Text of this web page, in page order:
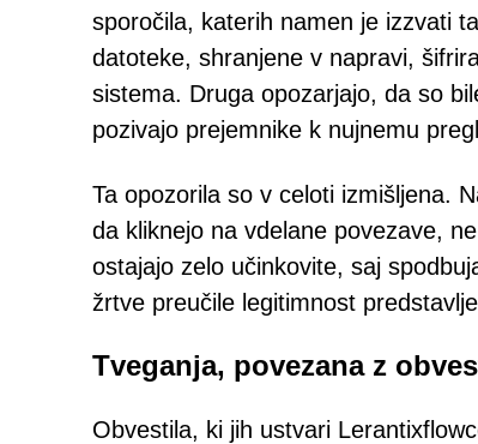
sporočila, katerih namen je izzvati
datoteke, shranjene v napravi,
sistema. Druga opozarjajo, da so
pozivajo prejemnike k nujnemu
Ta opozorila so v celoti izmišljena.
da kliknejo na vdelane povezave,
ostajajo zelo učinkovite, saj
žrtve preučile legitimnost
Tveganja, povezana z
Obvestila, ki jih ustvari